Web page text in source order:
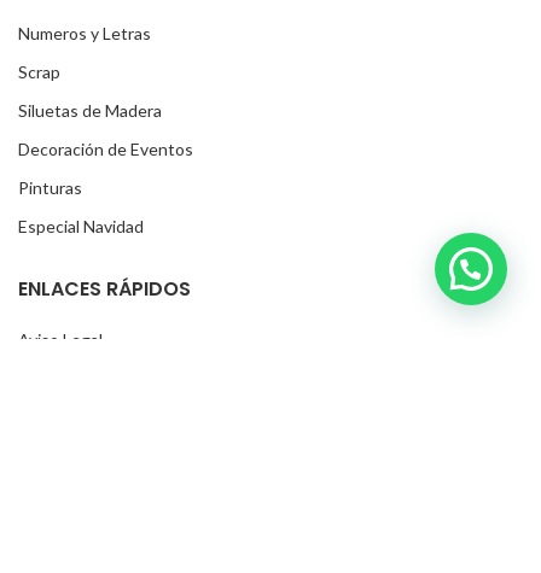
Numeros y Letras
Scrap
Siluetas de Madera
Decoración de Eventos
Pinturas
Especial Navidad
ENLACES RÁPIDOS
Aviso Legal